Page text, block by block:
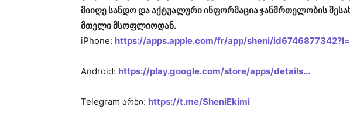
მიიღე სანდო და აქტუალური ინფორმაცია ჯანმრთელობის
მთელი მსოფლიოდან.
iPhone: https://apps.apple.com/fr/app/sheni/
Android: https://play.google.com/store/apps/details…
Telegram არხი: https://t.me/SheniEkimi